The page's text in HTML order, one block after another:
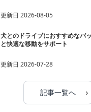
更新日2026-08-05
犬とのドライブにおすすめなバ
と快適な移動をサポート
更新日2026-07-28
記事一覧へ ›